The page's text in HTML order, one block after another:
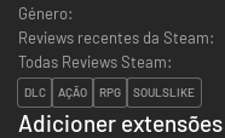
Género:
Reviews recentes da Steam:
Todas Reviews Steam:
DLC AÇÃO RPG SOULSLIKE
Adicioner extensões